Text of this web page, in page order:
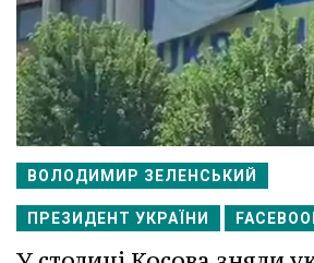
ВОЛОДИМИР ЗЕЛЕНСЬКИЙ
ПРЕЗИДЕНТ УКРАЇНИ